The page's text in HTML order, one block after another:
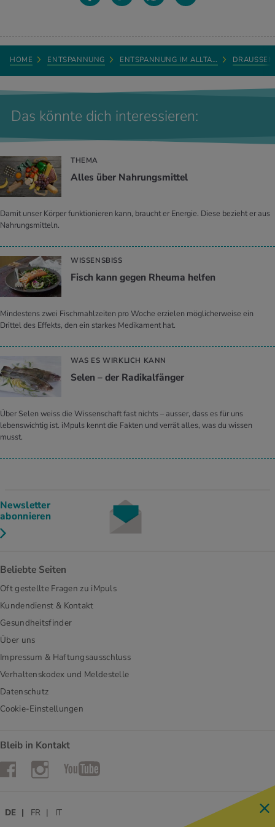
HOME ENTSPANNUNG ENTSPANNUNG IM ALLTA…
Das könnte dich interessieren:
THEMA
Alles über Nahrungsmittel
Damit unser Körper funktionieren kann, braucht er Energie. Diese bezieht er aus
Nahrungsmitteln.
WISSENSBISS
Fisch kann gegen Rheuma helfen
Mindestens zwei Fischmahlzeiten pro Woche erzielen möglicherweise ein
Drittel des Effekts, den ein starkes Medikament hat.
WAS ES WIRKLICH KANN
Selen – der Radikalfänger
Über Selen weiss die Wissenschaft fast nichts – ausser, dass es für uns
lebenswichtig ist. iMpuls kennt die Fakten und verrät alles, was du wissen
musst.
Newsletter
abonnieren
Beliebte Seiten
Oft gestellte Fragen zu iMpuls
Kundendienst & Kontakt
Gesundheitsfinder
Über uns
Impressum & Haftungsausschluss
Verhaltenskodex und Meldestelle
Datenschutz
Cookie-Einstellungen
Bleib in Kontakt
FacebookInstagramYouTube
DE FR IT